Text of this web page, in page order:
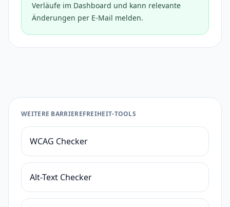
Verläufe im Dashboard und kann relevante
Änderungen per E-Mail melden.
WEITERE BARRIEREFREIHEIT-TOOLS
WCAG Checker
Alt-Text Checker